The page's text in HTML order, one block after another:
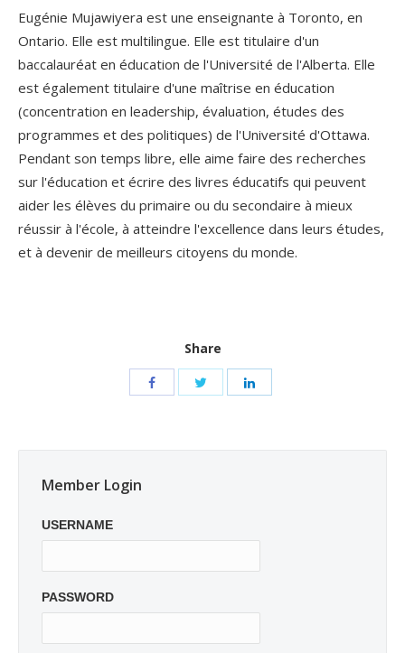
Eugénie Mujawiyera est une enseignante à Toronto, en
Ontario. Elle est multilingue. Elle est titulaire d'un
baccalauréat en éducation de l'Université de l'Alberta. Elle
est également titulaire d'une maîtrise en éducation
(concentration en leadership, évaluation, études des
programmes et des politiques) de l'Université d'Ottawa.
Pendant son temps libre, elle aime faire des recherches
sur l'éducation et écrire des livres éducatifs qui peuvent
aider les élèves du primaire ou du secondaire à mieux
réussir à l'école, à atteindre l'excellence dans leurs études,
et à devenir de meilleurs citoyens du monde.
Share
Member Login
USERNAME
PASSWORD